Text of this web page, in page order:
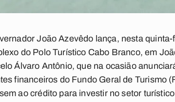
João Azevêdo lança, nesta
do Polo Turístico Cabo Branco, em
Álvaro Antônio, que na ocasião
financeiros do Fundo Geral de Turismo
ao crédito para investir no setor